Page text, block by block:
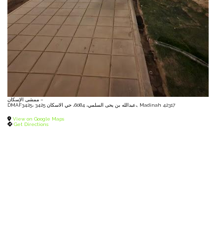
ممشى الإسكان –
DMAF3425، 3425 عبدالله بن يحى السلمي، 6084، حي الاسكان،, Madinah 42317
View on Google Maps
Get Directions